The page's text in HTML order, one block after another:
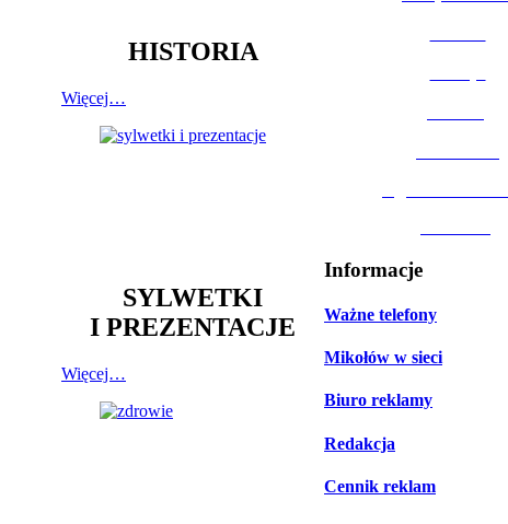
HISTORIA
Więcej…
SYLWETKI
I PREZENTACJE
Więcej…
Informacje
Ważne telefony
Mikołów w sieci
Biuro reklamy
Redakcja
Cennik reklam